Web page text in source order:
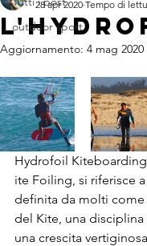
outdoor sport
28 apr 2020 Tempo di
Aggiornamento: 4 mag 2020
Hydrofoil
ite Foiling, si riferisce
definita da molti come
del Kite, una disciplina
una crescita